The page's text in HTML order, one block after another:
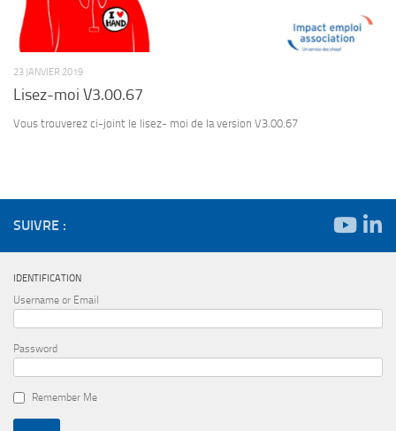
23 JANVIER 2019
Lisez-moi V3.00.67
Vous trouverez ci-joint le lisez- moi de la version V3.00.67
SUIVRE :
IDENTIFICATION
Username or Email
Password
Remember Me